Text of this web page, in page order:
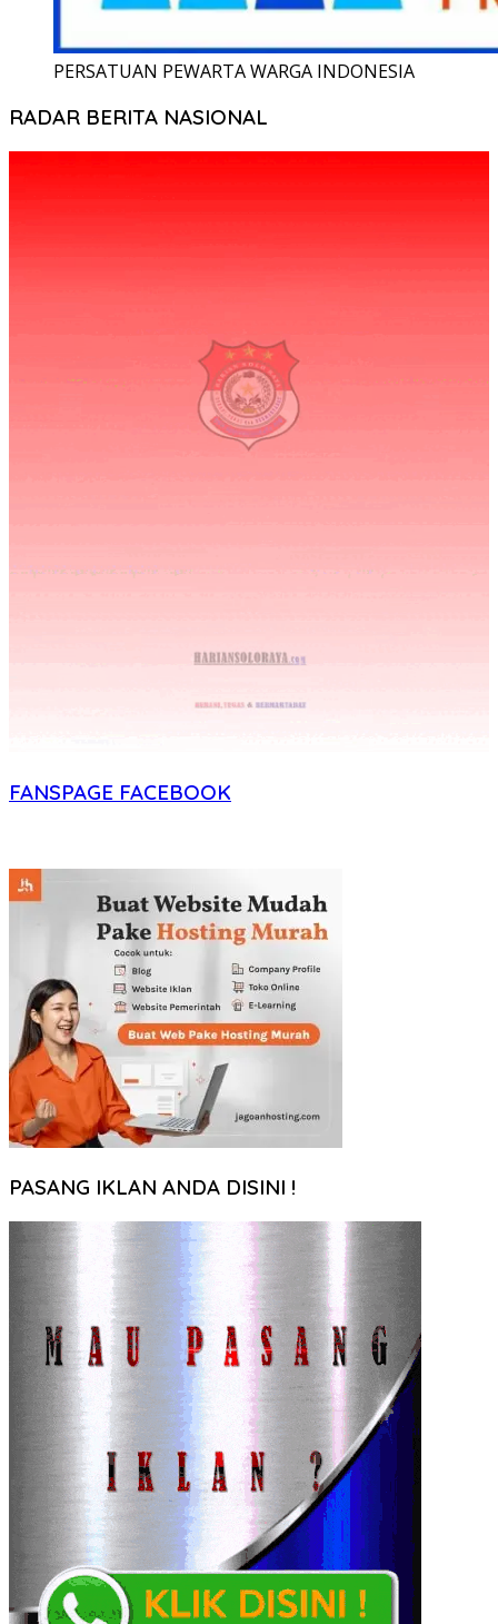
PERSATUAN PEWARTA WARGA INDONESIA
RADAR BERITA NASIONAL
FANSPAGE FACEBOOK
PASANG IKLAN ANDA DISINI !